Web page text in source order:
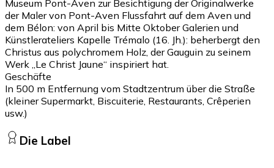
Museum Pont-Aven zur Besichtigung der Originalwerke
der Maler von Pont-Aven Flussfahrt auf dem Aven und
dem Bélon: von April bis Mitte Oktober Galerien und
Künstlerateliers Kapelle Trémalo (16. Jh.): beherbergt den
Christus aus polychromem Holz, der Gauguin zu seinem
Werk „Le Christ Jaune“ inspiriert hat.
Geschäfte
In 500 m Entfernung vom Stadtzentrum über die Straße
(kleiner Supermarkt, Biscuiterie, Restaurants, Crêperien
usw.)
Die Label